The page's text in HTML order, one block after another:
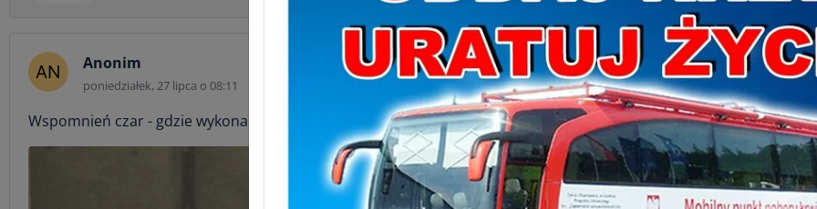
Anonim
poniedziałek, 27 lipca o 08:11
Wspomnień czar - gdzie wykonano we Wschowie to zdjęcie?